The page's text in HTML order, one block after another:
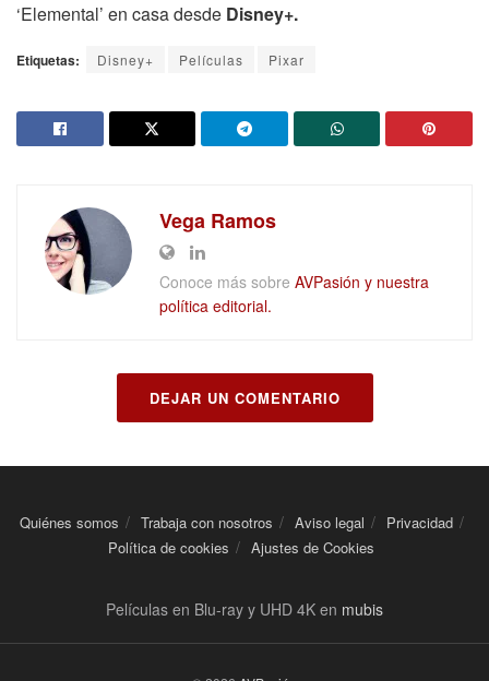
‘Elemental’ en casa desde Disney+.
Etiquetas: Disney+ Películas Pixar
Vega Ramos
Conoce más sobre AVPasión y nuestra
política editorial.
DEJAR UN COMENTARIO
Quiénes somos Trabaja con nosotros Aviso legal
Privacidad
Política de cookies
Ajustes de Cookies
Películas en Blu-ray y UHD 4K en mubis